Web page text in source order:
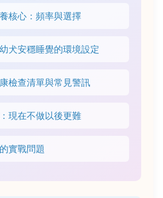
核心：頻率與選擇
犬安穩睡覺的環境設定
檢查清單與常見警訊
現在不做以後更難
實戰問題